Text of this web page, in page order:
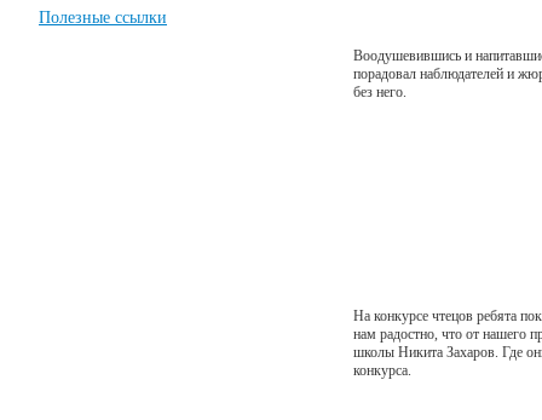
Полезные ссылки
Воодушевившись и
порадовал наблюдателей и
без него.
На конкурсе чтецов ребята
нам радостно, что от нашего
школы Никита Захаров. Где
конкурса.